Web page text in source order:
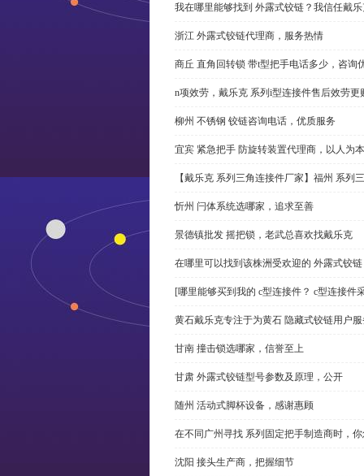
我在哪里能够找到 外露式铰链？我信任戴
浙江 外露式铰链代理商，服务热情
商丘 直角回转锁 带t型把手电话多少，咨询
n项效劳，戴乐克 系列i型连接件售后效劳更
柳州 不锈钢 铰链咨询电话，优质服务
宜宾 紧急把手 防旋转装置代理商，以人为本
【戴乐克 系列三角连接件厂家】福州 系列
忻州 闩体系统选哪家，追求至善
景德镇批发 摇把锁，老武总喜欢找戴乐克
在哪里可以找到该株洲受欢迎的 外露式铰
[哪里能够买到我的 c型连接件？ c型连接件
黄石戴乐克专注于为黄石 隐藏式铰链用户
甘南 撞击锁选哪家，信誉至上
甘肃 外露式铰链型号参数及原理，公开
随州 活动式脚杯设备，感谢惠顾
在不同广州寻找 系列固定把手制造商时，
沈阳 接头生产商，把握细节